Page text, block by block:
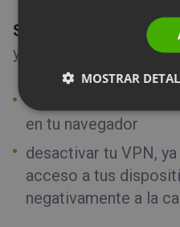
Si tienes la opción de
y la cámara durante el
conceder acceso al
en tu navegador
desactivar tu VPN,
acceso a tus
negativamente a la
MOSTRAR